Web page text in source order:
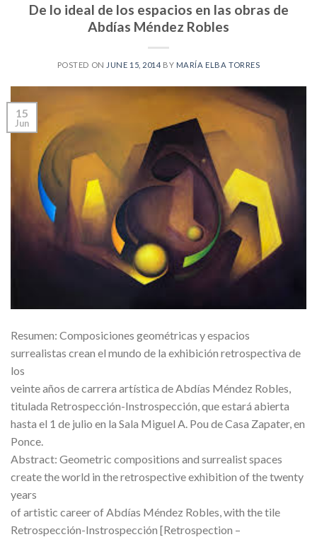
De lo ideal de los espacios en las obras de
Abdías Méndez Robles
POSTED ON JUNE 15, 2014 BY MARÍA ELBA TORRES
15
Jun
Resumen: Composiciones geométricas y espacios
surrealistas crean el mundo de la exhibición retrospectiva de
los
veinte años de carrera artística de Abdías Méndez Robles,
titulada Retrospección-Instrospección, que estará abierta
hasta el 1 de julio en la Sala Miguel A. Pou de Casa Zapater, en
Ponce.
Abstract: Geometric compositions and surrealist spaces
create the world in the retrospective exhibition of the twenty
years
of artistic career of Abdías Méndez Robles, with the tile
Retrospección-Instrospección [Retrospection –